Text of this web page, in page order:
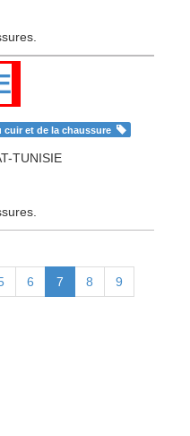
cuir et de la chaussure
TUNISIE
6 7 8 9